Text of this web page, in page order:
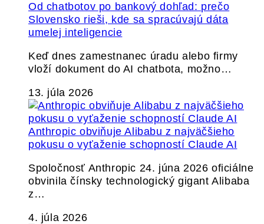
Od chatbotov po bankový dohľad: prečo
Slovensko rieši, kde sa spracúvajú dáta
umelej inteligencie
Keď dnes zamestnanec úradu alebo firmy
vloží dokument do AI chatbota, možno…
13. júla 2026
Anthropic obviňuje Alibabu z najväčšieho
pokusu o vyťaženie schopností Claude AI
Spoločnosť Anthropic 24. júna 2026 oficiálne
obvinila čínsky technologický gigant Alibaba
z…
4. júla 2026